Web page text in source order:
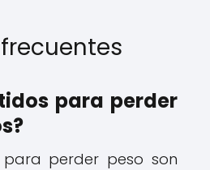
para perder
para perder peso son